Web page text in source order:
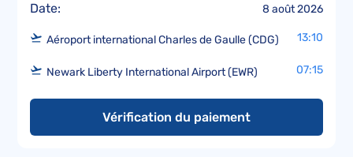
Date: 8 août 2026
Aéroport international Charles de Gaulle (CDG) 13:10
Newark Liberty International Airport (EWR) 07:15
Vérification du paiement